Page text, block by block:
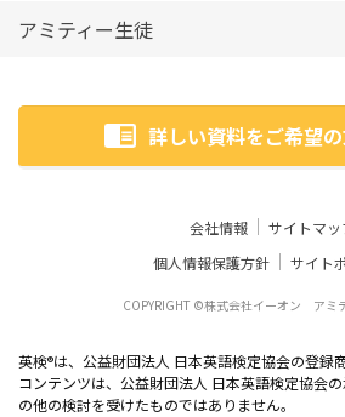
アミティー生徒
詳しい資料をご希望
会社情報
サイトマッ
個人情報保護方針
サイト
COPYRIGHT ©株式会社イーオン アミ
英検®は、公益財団法人 日本英語検定協会の登録
コンテンツは、公益財団法人 日本英語検定協会
の他の検討を受けたものではありません。